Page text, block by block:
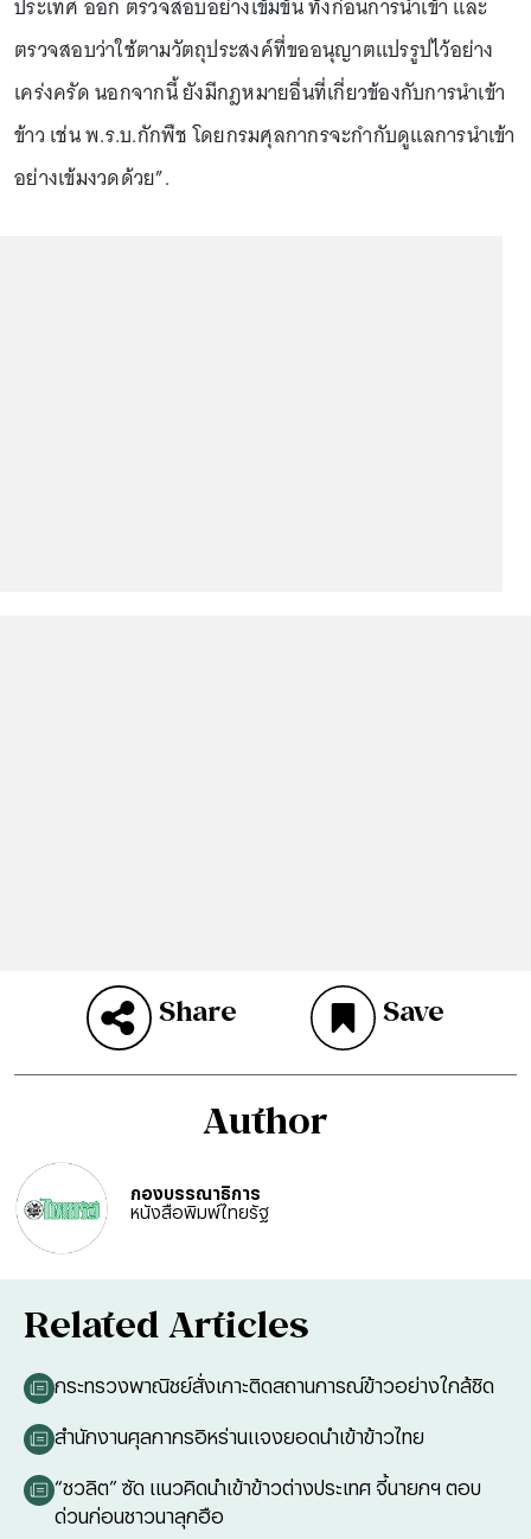
ประเทศ ออก ตรวจสอบอย่างเข้มข้น ทั้งก่อนการนำเข้า และ
ตรวจสอบว่าใช้ตามวัตถุประสงค์ที่ขออนุญาตแปรรูปไว้อย่าง
เคร่งครัด นอกจากนี้ ยังมีกฎหมายอื่นที่เกี่ยวข้องกับการนำเข้า
ข้าว เช่น พ.ร.บ.กักพืช โดยกรมศุลกากรจะกำกับดูแลการนำเข้า
อย่างเข้มงวดด้วย”.
Share Save
Author
กองบรรณาธิการ
หนังสือพิมพ์ไทยรัฐ
Related Articles
กระทรวงพาณิชย์สั่งเกาะติดสถานการณ์ข้าวอย่างใกล้ชิด
สำนักงานศุลกากรอิหร่านแจงยอดนำเข้าข้าวไทย
“ชวลิต” ซัด แนวคิดนำเข้าข้าวต่างประเทศ จี้นายกฯ ตอบ
ด่วนก่อนชาวนาลุกฮือ